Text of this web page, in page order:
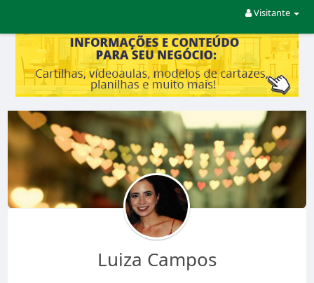
Visitante
Luiza Campos